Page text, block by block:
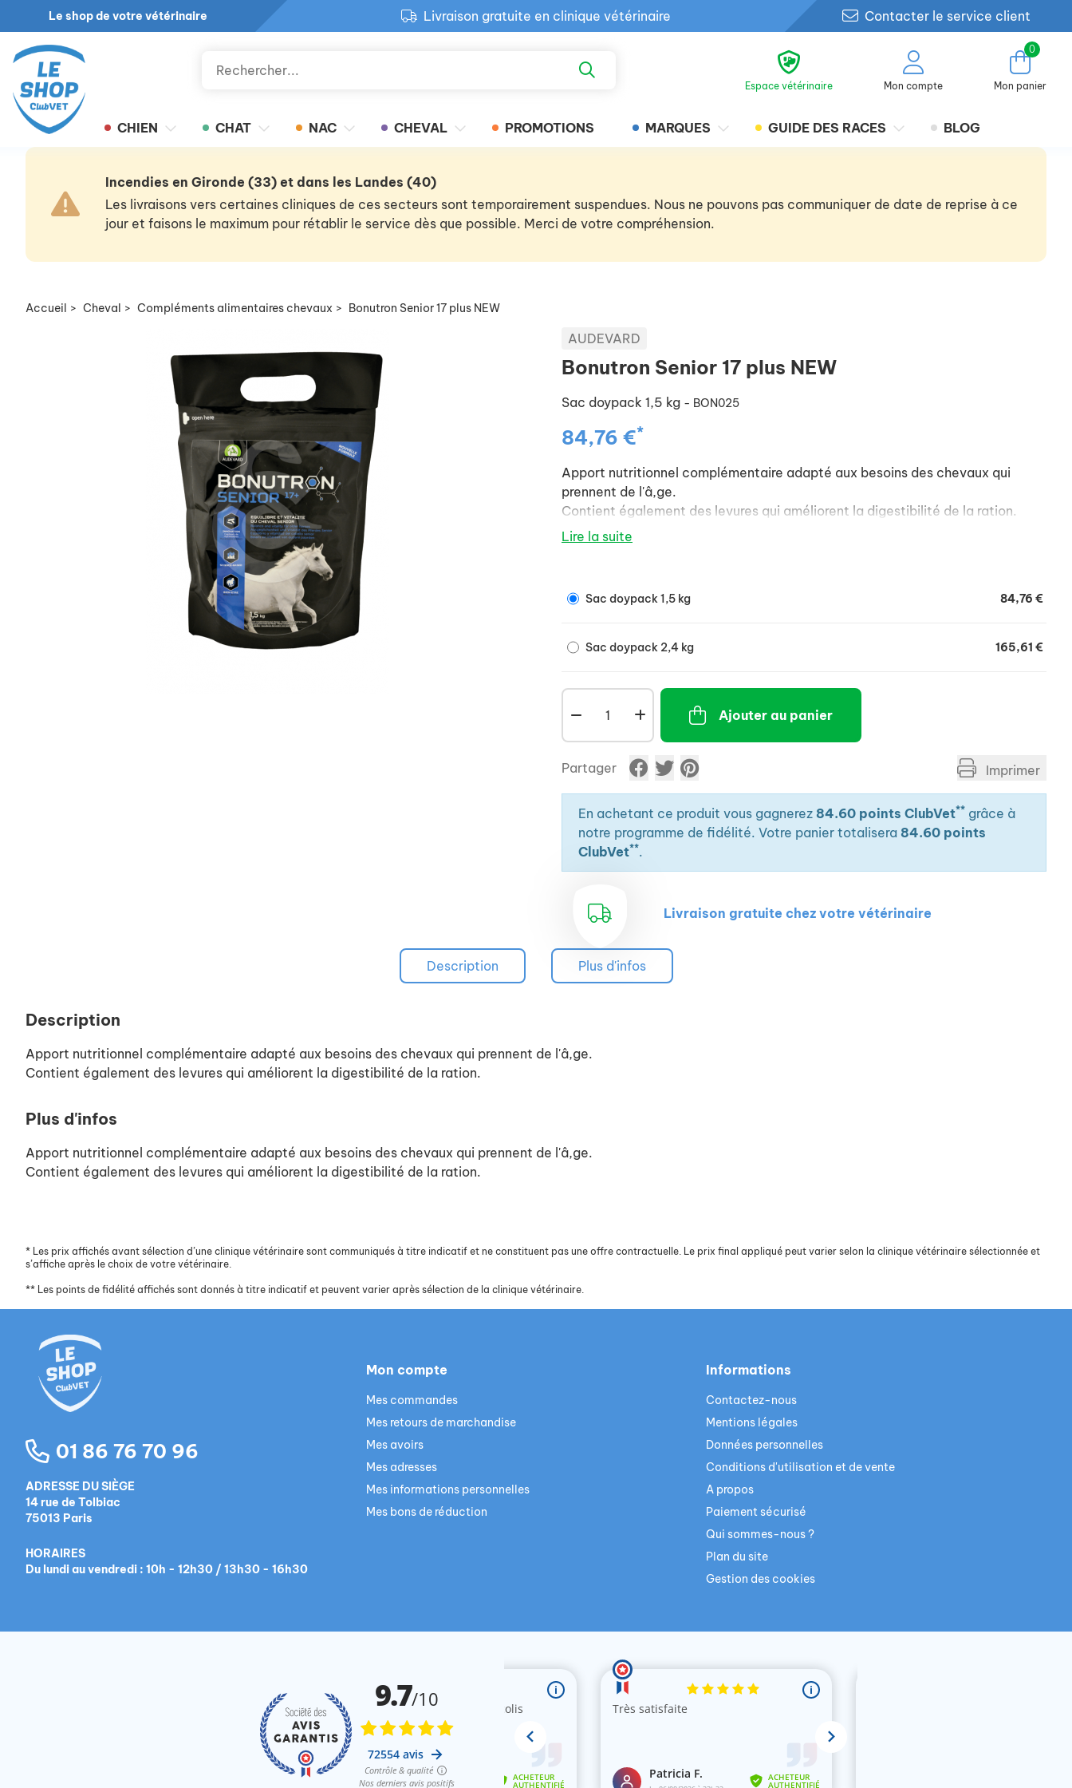
Le shop de votre vétérinaire
Livraison gratuite en clinique vétérinaire
Retour produit gratuit en clinique
Contacter le service client
Espace vétérinaire Mon compte
0
Mon panier
CHIEN CHAT NAC CHEVAL PROMOTIONS MARQUES GUIDE DES RACES BLOG
Incendies en Gironde (33) et dans les Landes (40)
Les livraisons vers certaines cliniques de ces secteurs sont temporairement suspendues. Nous ne pouvons pas communiquer de date de reprise à ce
jour et faisons le maximum pour rétablir le service dès que possible. Merci de votre compréhension.
Accueil > Cheval > Compléments alimentaires chevaux > Bonutron Senior 17 plus NEW
AUDEVARD
Bonutron Senior 17 plus NEW
Sac doypack 1,5 kg - BON025
84,76 €*
Apport nutritionnel complémentaire adapté aux besoins des chevaux qui
prennent de l'â,ge.
Contient également des levures qui améliorent la digestibilité de la ration.
Lire la suite
Sac doypack 1,5 kg 84,76 €
Sac doypack 2,4 kg 165,61 €
Ajouter au panier
Partager Imprimer
En achetant ce produit vous gagnerez 84.60 points ClubVet** grâce à
notre programme de fidélité. Votre panier totalisera 84.60 points
ClubVet**.
Livraison gratuite chez votre vétérinaire
Description Plus d'infos
Description
Apport nutritionnel complémentaire adapté aux besoins des chevaux qui prennent de l'â,ge.
Contient également des levures qui améliorent la digestibilité de la ration.
Plus d'infos
Apport nutritionnel complémentaire adapté aux besoins des chevaux qui prennent de l'â,ge.
Contient également des levures qui améliorent la digestibilité de la ration.
* Les prix affichés avant sélection d’une clinique vétérinaire sont communiqués à titre indicatif et ne constituent pas une offre contractuelle. Le prix final appliqué peut varier selon la clinique vétérinaire sélectionnée et
s’affiche après le choix de votre vétérinaire.
** Les points de fidélité affichés sont donnés à titre indicatif et peuvent varier après sélection de la clinique vétérinaire.
01 86 76 70 96
ADRESSE DU SIÈGE
14 rue de Tolbiac
75013 Paris
HORAIRES
Du lundi au vendredi : 10h - 12h30 / 13h30 - 16h30
Mon compte
Mes commandes
Mes retours de marchandise
Mes avoirs
Mes adresses
Mes informations personnelles
Mes bons de réduction
Informations
Contactez-nous
Mentions légales
Données personnelles
Conditions d'utilisation et de vente
A propos
Paiement sécurisé
Qui sommes-nous ?
Plan du site
Gestion des cookies